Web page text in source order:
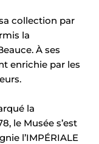
collection par
la
À ses
enrichie par les
la
le Musée s’est
l’IMPÉRIALE